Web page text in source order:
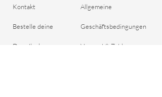
Kontakt
Bestelle deine
Dreadlocks
Allgemeine
Geschäftsbedingungen
Versand & Zahlung